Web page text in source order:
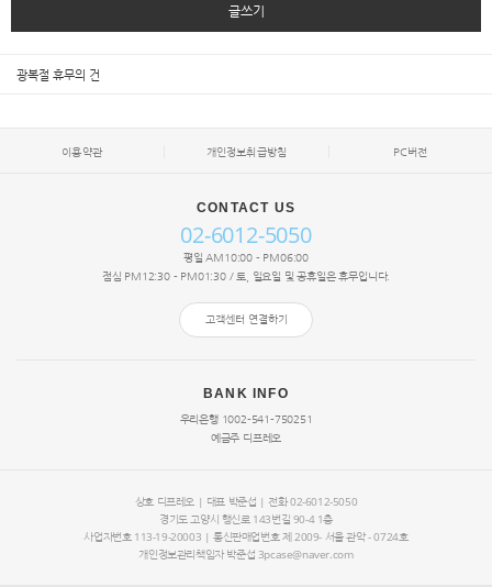
글쓰기
광복절 휴무의 건
이용약관 개인정보취급방침 PC버전
CONTACT US
02-6012-5050
평일 AM10:00 - PM06:00
점심 PM12:30 - PM01:30 / 토, 일요일 및 공휴일은 휴무입니다.
고객센터 연결하기
BANK INFO
우리은행 1002-541-750251
예금주 디프레오
상호 디프레오 | 대표 박준섭 | 전화 02-6012-5050
경기도 고양시 행신로 143번길 90-4 1층
사업자번호 113-19-20003 | 통신판매업번호 제 2009- 서울 관악 - 0724호
개인정보관리책임자 박준섭 3pcase@naver.com